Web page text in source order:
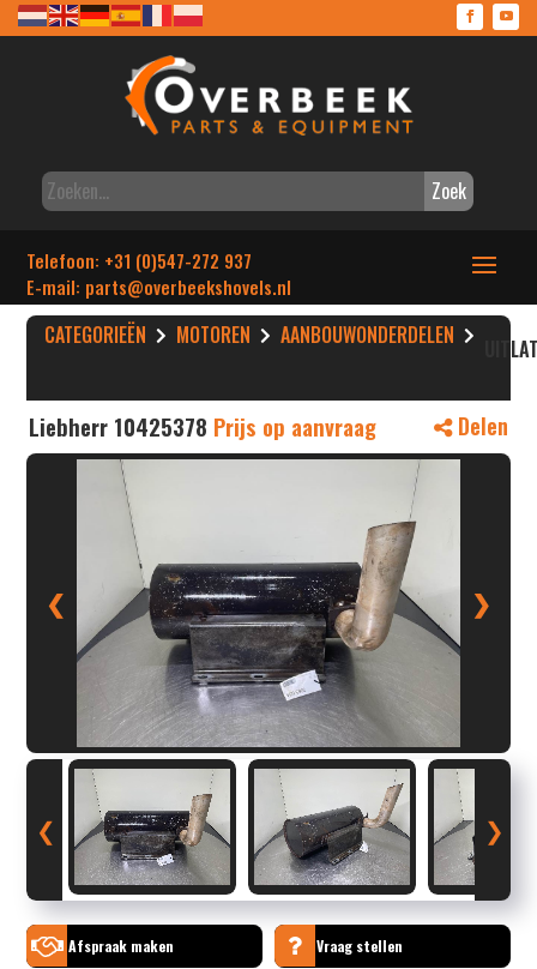
Zoek
Telefoon: +31 (0)547-272 937
E-mail: parts@overbeekshovels.nl
CATEGORIEËN MOTOREN AANBOUWONDERDELEN
Liebherr 10425378 Prijs op aanvraag Delen
❮ ❯
❮ ❯
Afspraak maken Vraag stellen